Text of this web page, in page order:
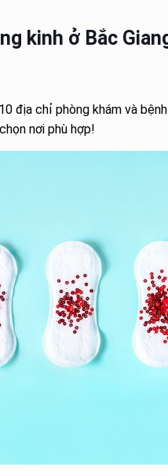
kinh ở Bắc
địa chỉ phòng khám và
nơi phù hợp!